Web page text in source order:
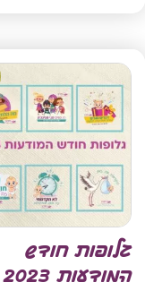
גלופות חודש
המודעות 2023